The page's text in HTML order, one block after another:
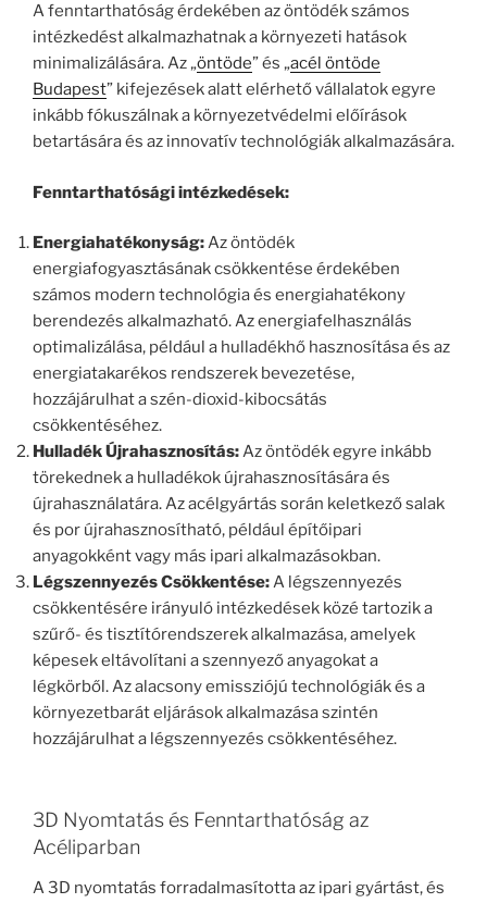
A fenntarthatóság érdekében az öntödék számos
intézkedést alkalmazhatnak a környezeti hatások
minimalizálására. Az „öntöde” és „acél öntöde
Budapest” kifejezések alatt elérhető vállalatok egyre
inkább fókuszálnak a környezetvédelmi előírások
betartására és az innovatív technológiák alkalmazására.
Fenntarthatósági intézkedések:
Energiahatékonyság:Az öntödék
energiafogyasztásának csökkentése érdekében
számos modern technológia és energiahatékony
berendezés alkalmazható. Az energiafelhasználás
optimalizálása, például a hulladékhő hasznosítása és az
energiatakarékos rendszerek bevezetése,
hozzájárulhat a szén-dioxid-kibocsátás
csökkentéséhez.
Hulladék Újrahasznosítás:Az öntödék egyre inkább
törekednek a hulladékok újrahasznosítására és
újrahasználatára. Az acélgyártás során keletkező salak
és por újrahasznosítható, például építőipari
anyagokként vagy más ipari alkalmazásokban.
Légszennyezés Csökkentése:A légszennyezés
csökkentésére irányuló intézkedések közé tartozik a
szűrő- és tisztítórendszerek alkalmazása, amelyek
képesek eltávolítani a szennyező anyagokat a
légkörből. Az alacsony emissziójú technológiák és a
környezetbarát eljárások alkalmazása szintén
hozzájárulhat a légszennyezés csökkentéséhez.
3D Nyomtatás és Fenntarthatóság az
Acéliparban
A 3D nyomtatás forradalmasította az ipari gyártást, és